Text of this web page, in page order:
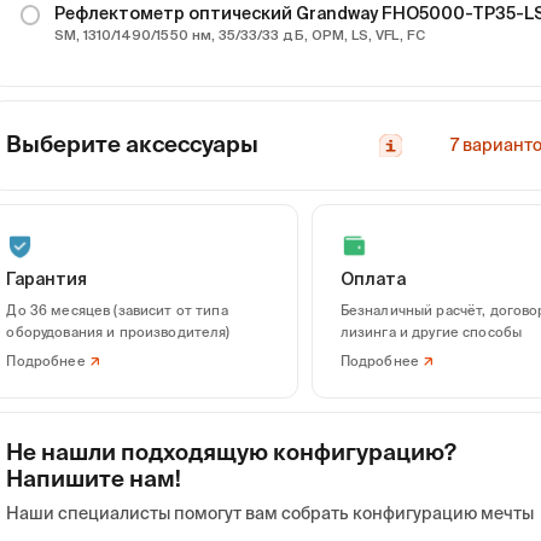
Рефлектометр оптический Grandway FHO5000-TP35-
SM, 1310/1490/1550 нм, 35/33/33 дБ, OPM, LS, VFL, FC
Выберите аксессуары 7
рефлектометра
5000-ABS
Grandway
Grandway LG217-FC
(MLG0297)
Производитель:Grandway
Grandway LG218-
(MLG0298)
Производитель:
Гарантия
До 36 месяцев (зависит от типа
оборудования и производителя)
Подробнее
Оплата
Безналичный расчёт,
лизинга и другие способы
Подробнее
Не нашли подходящую конфигурацию?
Напишите нам!
Наши специалисты помогут вам собрать конфигурацию мечты